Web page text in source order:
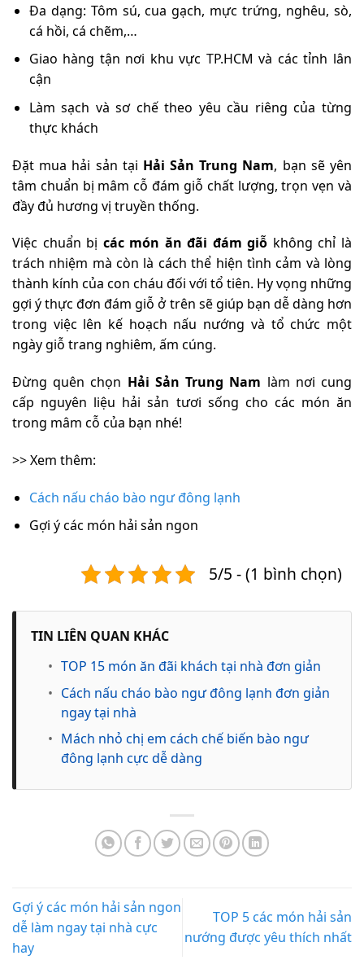
Đa dạng: Tôm sú, cua gạch, mực trứng, nghêu, sò,
cá hồi, cá chẽm,…
Giao hàng tận nơi khu vực TP.HCM và các tỉnh lân
cận
Làm sạch và sơ chế theo yêu cầu riêng của từng
thực khách
Đặt mua hải sản tại Hải Sản Trung Nam, bạn sẽ yên
tâm chuẩn bị mâm cỗ đám giỗ chất lượng, trọn vẹn và
đầy đủ hương vị truyền thống.
Việc chuẩn bị các món ăn đãi đám giỗ không chỉ là
trách nhiệm mà còn là cách thể hiện tình cảm và lòng
thành kính của con cháu đối với tổ tiên. Hy vọng những
gợi ý thực đơn đám giỗ ở trên sẽ giúp bạn dễ dàng hơn
trong việc lên kế hoạch nấu nướng và tổ chức một
ngày giỗ trang nghiêm, ấm cúng.
Đừng quên chọn Hải Sản Trung Nam làm nơi cung
cấp nguyên liệu hải sản tươi sống cho các món ăn
trong mâm cỗ của bạn nhé!
>> Xem thêm:
Cách nấu cháo bào ngư đông lạnh
Gợi ý các món hải sản ngon
5/5 - (1 bình chọn)
TIN LIÊN QUAN KHÁC
• TOP 15 món ăn đãi khách tại nhà đơn giản
• Cách nấu cháo bào ngư đông lạnh đơn giản
ngay tại nhà
• Mách nhỏ chị em cách chế biến bào ngư
đông lạnh cực dễ dàng
Gợi ý các món hải sản ngon
dễ làm ngay tại nhà cực
hay
TOP 5 các món hải sản
nướng được yêu thích nhất